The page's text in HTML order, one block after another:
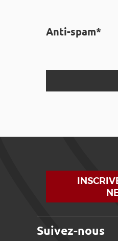
Anti-spam*
Suivez-nous